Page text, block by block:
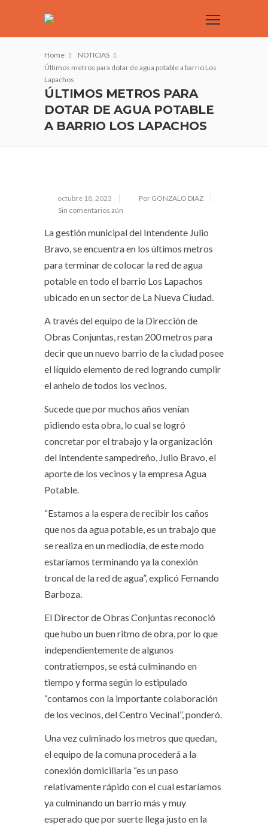
Home
NOTICIAS
Últimos metros para dotar de agua potable a barrio Los
Lapachos
ÚLTIMOS METROS PARA
DOTAR DE AGUA POTABLE
A BARRIO LOS LAPACHOS
octubre 18, 2023
Por GONZALO DIAZ
Sin comentarios aún
La gestión municipal del Intendente Julio
Bravo, se encuentra en los últimos metros
para terminar de colocar la red de agua
potable en todo el barrio Los Lapachos
ubicado en un sector de La Nueva Ciudad.
A través del equipo de la Dirección de
Obras Conjuntas, restan 200 metros para
decir que un nuevo barrio de la ciudad posee
el líquido elemento de red logrando cumplir
el anhelo de todos los vecinos.
Sucede que por muchos años venían
pidiendo esta obra, lo cual se logró
concretar por el trabajo y la organización
del Intendente sampedreño, Julio Bravo, el
aporte de los vecinos y la empresa Agua
Potable.
“Estamos a la espera de recibir los caños
que nos da agua potable, es un trabajo que
se realiza en un mediodía, de este modo
estaríamos terminando ya la conexión
troncal de la red de agua”, explicó Fernando
Barboza.
El Director de Obras Conjuntas reconoció
que hubo un buen ritmo de obra, por lo que
independientemente de algunos
contratiempos, se está culminando en
tiempo y forma según lo estipulado
“contamos con la importante colaboración
de los vecinos, del Centro Vecinal”, ponderó.
Una vez culminado los metros que quedan,
el equipo de la comuna procederá a la
conexión domiciliaria “es un paso
relativamente rápido con el cual estaríamos
ya culminando un barrio más y muy
esperado que por suerte llega justo en la